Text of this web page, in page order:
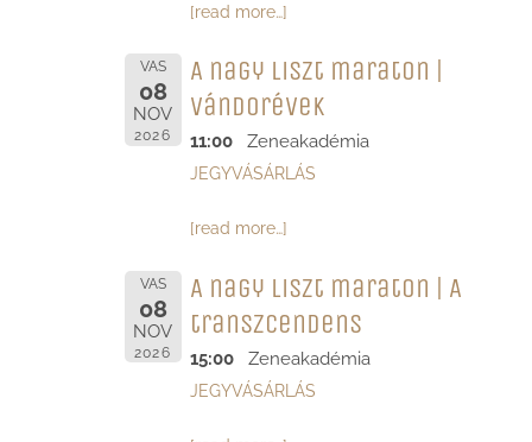
[read more…]
VAS
08
NOV
2026
A nagy liszt maraton |
vándorévek
11:00 Zeneakadémia
JEGYVÁSÁRLÁS
[read more…]
VAS
08
NOV
2026
A nagy liszt maraton | A
transzcendens
15:00 Zeneakadémia
JEGYVÁSÁRLÁS